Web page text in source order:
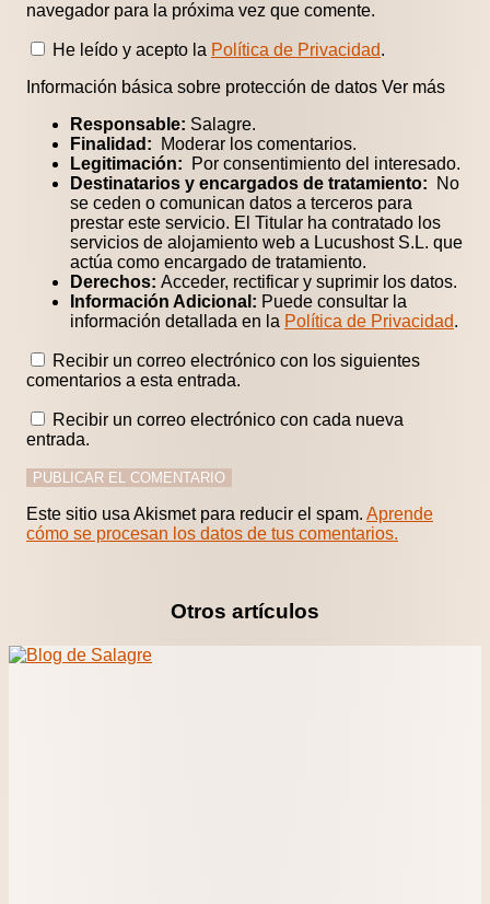
navegador para la próxima vez que comente.
He leído y acepto la Política de Privacidad.
Información básica sobre protección de datos Ver más
Responsable: Salagre.
Finalidad: Moderar los comentarios.
Legitimación: Por consentimiento del interesado.
Destinatarios y encargados de tratamiento: No
se ceden o comunican datos a terceros para
prestar este servicio. El Titular ha contratado los
servicios de alojamiento web a Lucushost S.L. que
actúa como encargado de tratamiento.
Derechos: Acceder, rectificar y suprimir los datos.
Información Adicional: Puede consultar la
información detallada en la Política de Privacidad.
Recibir un correo electrónico con los siguientes
comentarios a esta entrada.
Recibir un correo electrónico con cada nueva
entrada.
Este sitio usa Akismet para reducir el spam. Aprende
cómo se procesan los datos de tus comentarios.
Otros artículos